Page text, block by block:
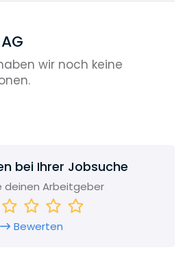
wir noch keine
bei Ihrer Jobsuche
deinen Arbeitgeber
Bewerten